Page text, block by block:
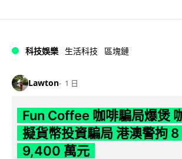
科技娛樂 生活科技 區塊鏈
Lawton 1 日
Fun Coffee 咖啡騙局爆煲
擬貨幣投資騙局 港澳警拘
9,400 萬元